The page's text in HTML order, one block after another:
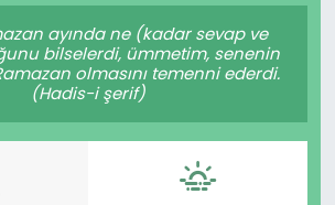
ayında ne (kadar sevap ve
bilselerdi, ümmetim, senenin
olmasını temenni ederdi.
(Hadis-i şerif)